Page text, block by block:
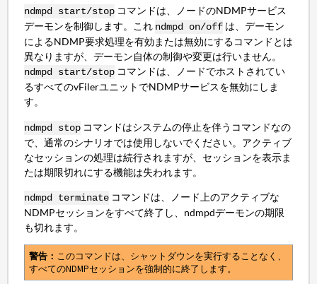
ndmpd start/stopコマンドは、ノードのNDMPサービス
デーモンを制御します。これ ndmpd on/offは、デーモン
によるNDMP要求処理を有効または無効にするコマンドとは
異なりますが、デーモン自体の制御や変更は行いません。
ndmpd start/stopコマンドは、ノードでホストされてい
るすべてのvFilerユニットでNDMPサービスを無効にしま
す。
ndmpd stopコマンドはシステムの停止を伴うコマンドなの
で、通常のシナリオでは使用しないでください。アクティブ
なセッションの処理は続行されますが、セッションを表示ま
たは期限切れにする機能は失われます。
ndmpd terminateコマンドは、ノード上のアクティブな
NDMPセッションをすべて終了し、ndmpdデーモンの期限
も切れます。
警告： このコマンドは、シャットダウンを実行することなく、
すべてのNDMPセッションを強制的に終了します。